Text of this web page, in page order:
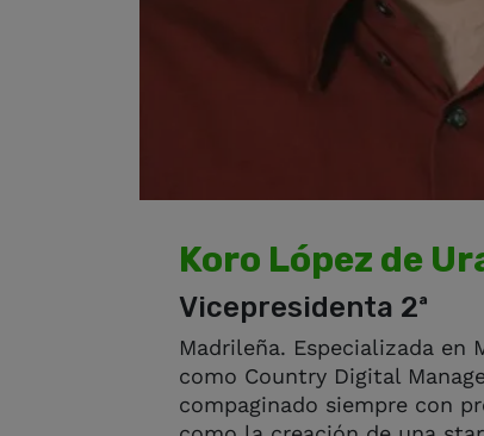
Koro López de
Vicepresidenta 2ª
Madrileña. Especializada en
como Country Digital
compaginado siempre con